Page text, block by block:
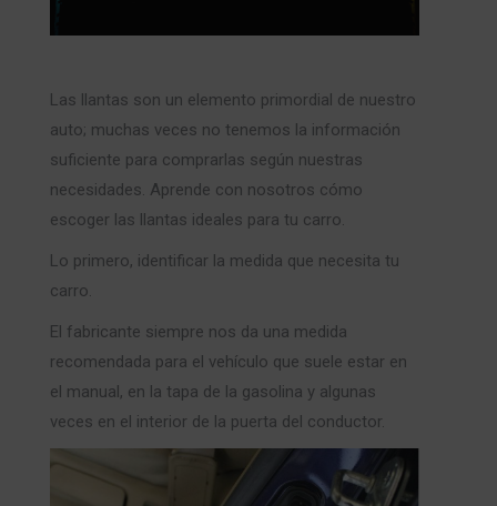
Las llantas son un elemento primordial de nuestro
auto; muchas veces no tenemos la información
suficiente para comprarlas según nuestras
necesidades. Aprende con nosotros cómo
escoger las llantas ideales para tu carro.
Lo primero, identificar la medida que necesita tu
carro.
El fabricante siempre nos da una medida
recomendada para el vehículo que suele estar en
el manual, en la tapa de la gasolina y algunas
veces en el interior de la puerta del conductor.